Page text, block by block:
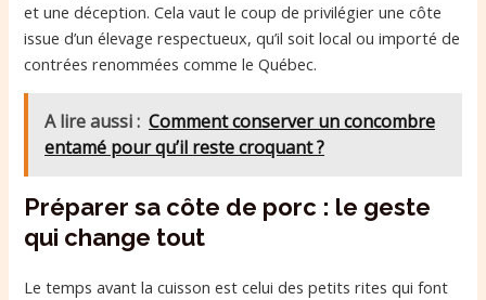
et une déception. Cela vaut le coup de privilégier une côte
issue d’un élevage respectueux, qu’il soit local ou importé de
contrées renommées comme le Québec.
A lire aussi : Comment conserver un concombre
entamé pour qu’il reste croquant ?
Préparer sa côte de porc : le geste
qui change tout
Le temps avant la cuisson est celui des petits rites qui font